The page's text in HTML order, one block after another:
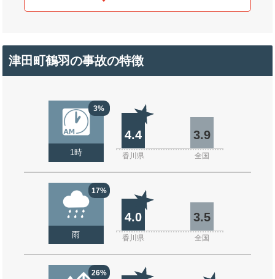
津田町鶴羽の事故の特徴
3%
1時
4.4 3.9
香川県 全国
17%
雨
4.0 3.5
香川県 全国
26%